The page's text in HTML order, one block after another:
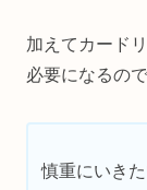
加えてカード
必要になるの
慎重にいき